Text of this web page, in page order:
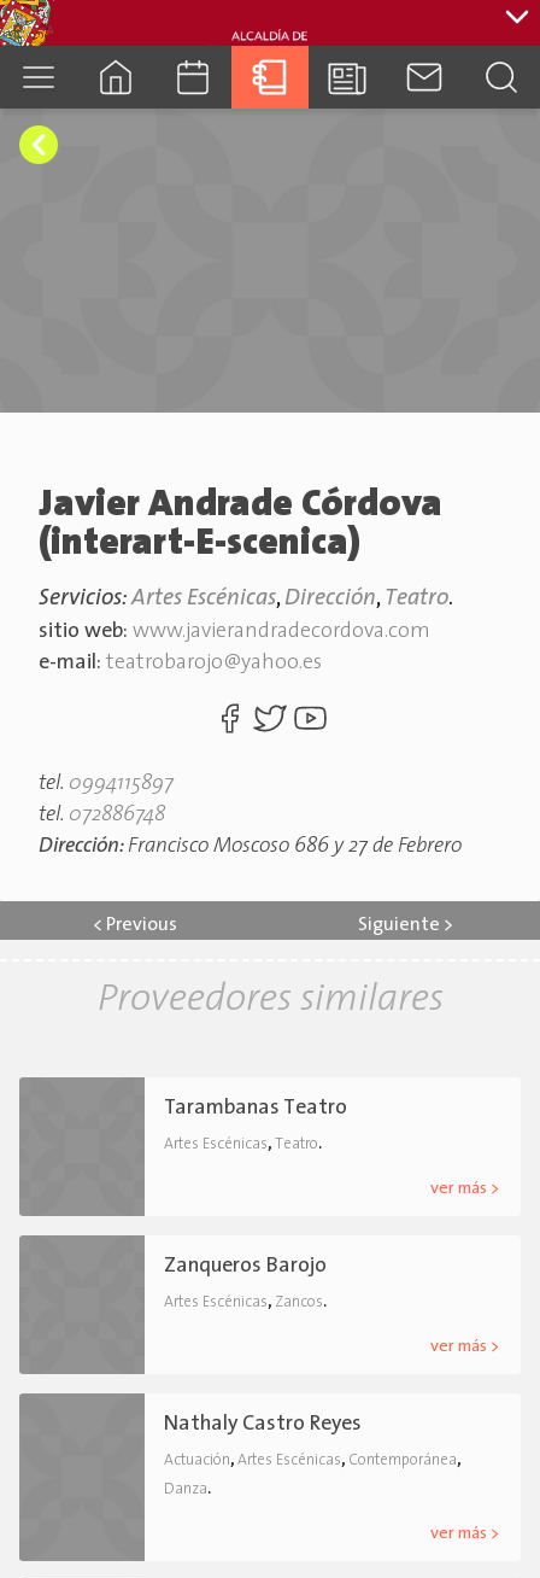
Javier Andrade Córdova
(interart-E-scenica)
Servicios:Artes Escénicas, Dirección, Teatro.
sitio web: www.javierandradecordova.com
e-mail: teatrobarojo@yahoo.es
tel. 0994115897
tel. 072886748
Dirección: Francisco Moscoso 686 y 27 de Febrero
< Previous Siguiente >
Proveedores similares
Tarambanas Teatro
Artes Escénicas, Teatro.
ver más >
Zanqueros Barojo
Artes Escénicas, Zancos.
ver más >
Nathaly Castro Reyes
Actuación, Artes Escénicas, Contemporánea,
Danza.
ver más >